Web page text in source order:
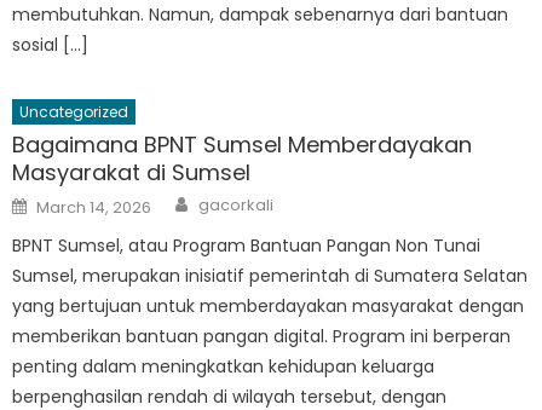
membutuhkan. Namun, dampak sebenarnya dari bantuan
sosial […]
Uncategorized
Bagaimana BPNT Sumsel Memberdayakan
Masyarakat di Sumsel
Posted
on
March 14, 2026 Author
gacorkali
BPNT Sumsel, atau Program Bantuan Pangan Non Tunai
Sumsel, merupakan inisiatif pemerintah di Sumatera Selatan
yang bertujuan untuk memberdayakan masyarakat dengan
memberikan bantuan pangan digital. Program ini berperan
penting dalam meningkatkan kehidupan keluarga
berpenghasilan rendah di wilayah tersebut, dengan